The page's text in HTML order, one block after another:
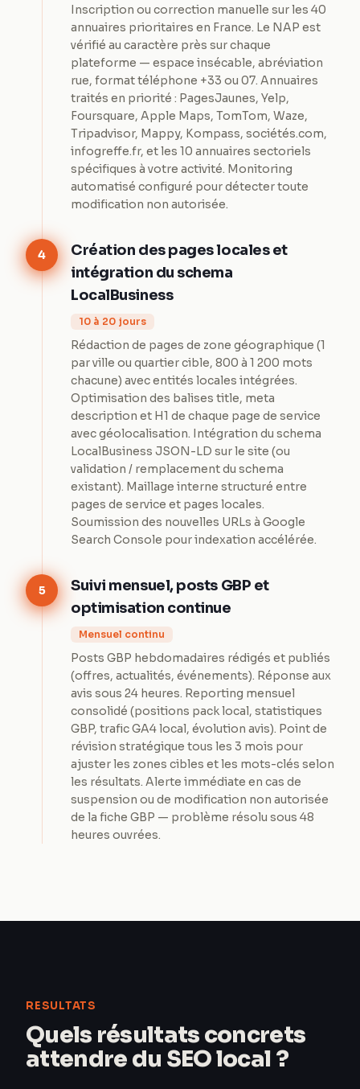
Inscription ou correction manuelle sur les 40
annuaires prioritaires en France. Le NAP est
vérifié au caractère près sur chaque
plateforme — espace insécable, abréviation
rue, format téléphone +33 ou 07. Annuaires
traités en priorité : PagesJaunes, Yelp,
Foursquare, Apple Maps, TomTom, Waze,
Tripadvisor, Mappy, Kompass, sociétés.com,
infogreffe.fr, et les 10 annuaires sectoriels
spécifiques à votre activité. Monitoring
automatisé configuré pour détecter toute
modification non autorisée.
4
Création des pages locales et
intégration du schema
LocalBusiness
10 à 20 jours
Rédaction de pages de zone géographique (1
par ville ou quartier cible, 800 à 1 200 mots
chacune) avec entités locales intégrées.
Optimisation des balises title, meta
description et H1 de chaque page de service
avec géolocalisation. Intégration du schema
LocalBusiness JSON-LD sur le site (ou
validation / remplacement du schema
existant). Maillage interne structuré entre
pages de service et pages locales.
Soumission des nouvelles URLs à Google
Search Console pour indexation accélérée.
5
Suivi mensuel, posts GBP et
optimisation continue
Mensuel continu
Posts GBP hebdomadaires rédigés et publiés
(offres, actualités, événements). Réponse aux
avis sous 24 heures. Reporting mensuel
consolidé (positions pack local, statistiques
GBP, trafic GA4 local, évolution avis). Point de
révision stratégique tous les 3 mois pour
ajuster les zones cibles et les mots-clés selon
les résultats. Alerte immédiate en cas de
suspension ou de modification non autorisée
de la fiche GBP — problème résolu sous 48
heures ouvrées.
RESULTATS
Quels résultats concrets
attendre du SEO local ?